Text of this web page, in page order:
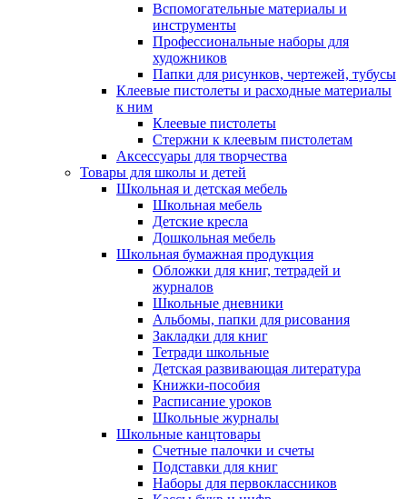
Вспомогательные материалы и
инструменты
Профессиональные наборы для
художников
Папки для рисунков, чертежей, тубусы
Клеевые пистолеты и расходные материалы
к ним
Клеевые пистолеты
Стержни к клеевым пистолетам
Аксессуары для творчества
Товары для школы и детей
Школьная и детская мебель
Школьная мебель
Детские кресла
Дошкольная мебель
Школьная бумажная продукция
Обложки для книг, тетрадей и
журналов
Школьные дневники
Альбомы, папки для рисования
Закладки для книг
Тетради школьные
Детская развивающая литература
Книжки-пособия
Расписание уроков
Школьные журналы
Школьные канцтовары
Счетные палочки и счеты
Подставки для книг
Наборы для первоклассников